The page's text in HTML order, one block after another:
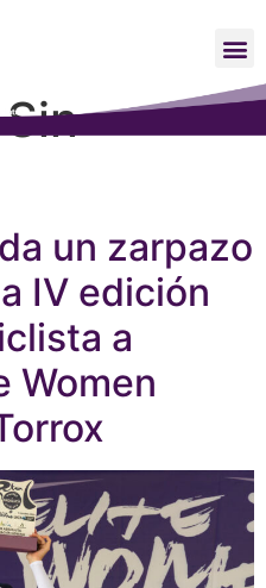
Sin
un zarpazo
IV edición
a
Women